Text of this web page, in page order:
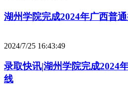
湖州学院完成2024年广西普
2024/7/25 16:43:49
录取快讯|湖州学院完成2024
线